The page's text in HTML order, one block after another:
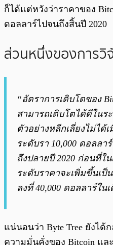
ก็ได้แต่หวังว่าราคาของ
ดอลลาร์ไปจนถึงสิ้นปี 2020
ส่วนหนึ่งของการวิ
“อัตราการเติบโตของ
สามารถเติบโตได้ดีในร
ตัวอย่างหลีกเลี่ยงไม่ได้
ระดับรา 10,000 ดอลล
ถึงปลายปี 2020 ก่อนที่ใ
ระดับราคาจะเพิ่มขึ้นเป็
ลงที่ 40,000 ดอลลาร์ใน
แน่นอนว่า Byte Tree ยังได้
ความมั่นคั่งของ Bitcoin แล